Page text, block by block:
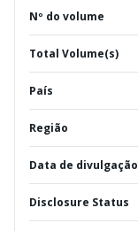
Nº do volume
Total Volume(s)
País
Região
Data de divulgação
Disclosure Status